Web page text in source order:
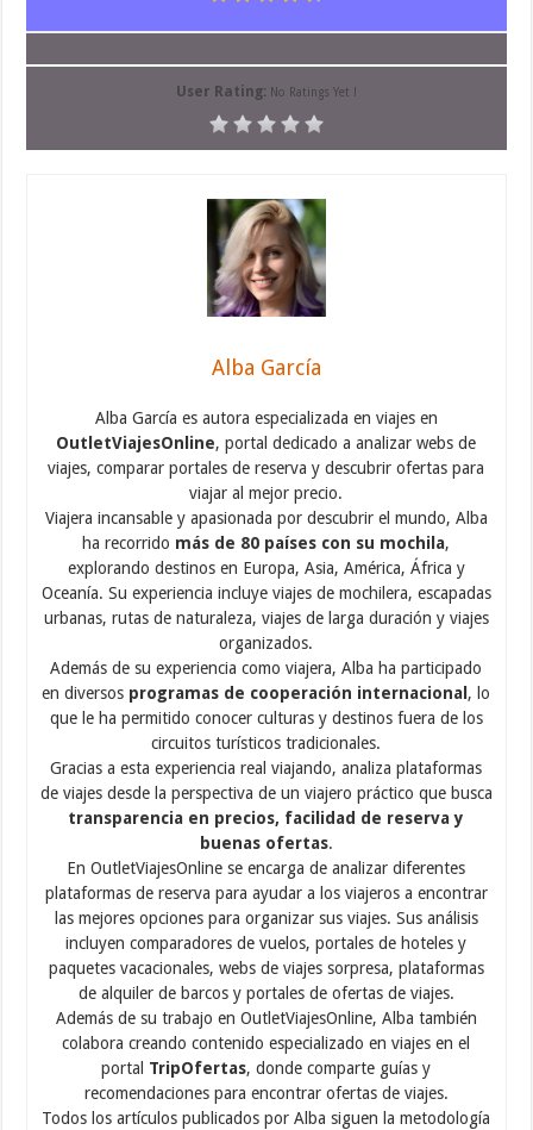
User Rating: No Ratings Yet !
Alba García
Alba García es autora especializada en viajes en
OutletViajesOnline, portal dedicado a analizar webs de
viajes, comparar portales de reserva y descubrir ofertas para
viajar al mejor precio.
Viajera incansable y apasionada por descubrir el mundo, Alba
ha recorrido más de 80 países con su mochila,
explorando destinos en Europa, Asia, América, África y
Oceanía. Su experiencia incluye viajes de mochilera, escapadas
urbanas, rutas de naturaleza, viajes de larga duración y viajes
organizados.
Además de su experiencia como viajera, Alba ha participado
en diversos programas de cooperación internacional , lo
que le ha permitido conocer culturas y destinos fuera de los
circuitos turísticos tradicionales.
Gracias a esta experiencia real viajando, analiza plataformas
de viajes desde la perspectiva de un viajero práctico que busca
transparencia en precios, facilidad de reserva y
buenas ofertas.
En OutletViajesOnline se encarga de analizar diferentes
plataformas de reserva para ayudar a los viajeros a encontrar
las mejores opciones para organizar sus viajes. Sus análisis
incluyen comparadores de vuelos, portales de hoteles y
paquetes vacacionales, webs de viajes sorpresa, plataformas
de alquiler de barcos y portales de ofertas de viajes.
Además de su trabajo en OutletViajesOnline, Alba también
colabora creando contenido especializado en viajes en el
portal TripOfertas, donde comparte guías y
recomendaciones para encontrar ofertas de viajes.
Todos los artículos publicados por Alba siguen la metodología